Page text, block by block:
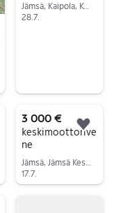
Jämsä, Kaipola, Keski-Suomi
28.7.
Lisää suosikiksi.
3 000 €
keskimoottorive
ne
17.7.